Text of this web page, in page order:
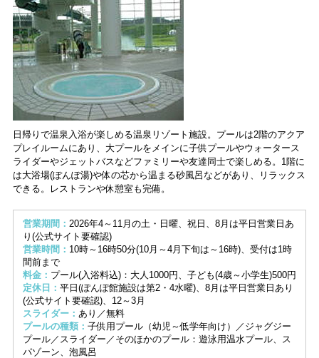
日帰りで温泉入浴が楽しめる温泉リゾート施設。プールは2階のアクア
プレイルームにあり、大プールをメインに子供プールやウォータース
ライダーやジェットバスなどファミリーや友達同士で楽しめる。1階に
は大浴場(ぽんぽ湯)や体の芯から温まる砂風呂などがあり、リラックス
できる。レストランや休憩室も完備。
営業期間： 2026年4～11月の土・日曜、祝日、8月は平日営業日あ
り(公式サイト要確認)
営業時間： 10時～16時50分(10月～4月下旬は～16時)、受付は1時
間前まで
料金： プール(入浴料込)：大人1000円、子ども(4歳～小学生)500円
定休日： 平日(ぽんぽ館施設は第2・4水曜)、8月は平日営業日あり
(公式サイト要確認)、12～3月
スライダー： あり／無料
プールの種類： 子供用プール（幼児～低学年向け）／ジャグジー
プール／スライダー／そのほかのプール：遊泳用温水プール、ス
パゾーン、泡風呂